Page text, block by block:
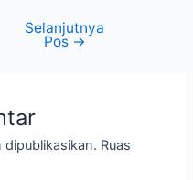
Selanjutnya
Pos →
dipublikasikan. Ruas